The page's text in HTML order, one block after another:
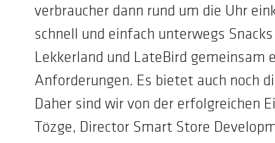
verbraucher dann rund um die Uhr
schnell und einfach unterwegs
Lekkerland und LateBird
Anforderungen. Es bietet auch noch
Daher sind wir von der erfolgreichen
Tözge, Director Smart Store